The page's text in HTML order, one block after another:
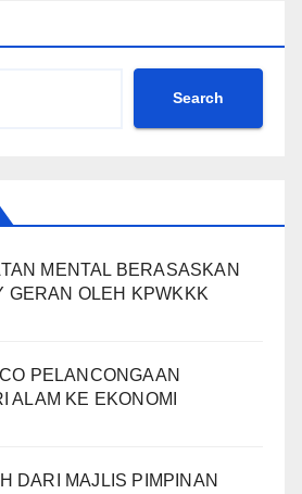
Search
MENTAL BERASASKAN
GERAN OLEH KPWKKK
PELANCONGAAN
ALAM KE EKONOMI
DARI MAJLIS PIMPINAN